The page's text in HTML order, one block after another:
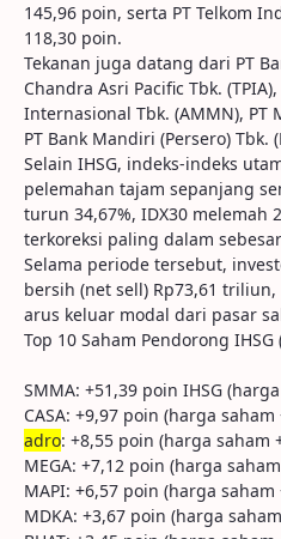
145,96 poin, serta PT Telkom
118,30 poin.
Tekanan juga datang dari PT
Chandra Asri Pacific Tbk.
Internasional Tbk. (AMMN), PT
PT Bank Mandiri (Persero) Tbk.
Selain IHSG, indeks-indeks
pelemahan tajam sepanjang
turun 34,67%, IDX30 melemah
terkoreksi paling dalam
Selama periode tersebut,
bersih (net sell) Rp73,61
arus keluar modal dari pasar
Top 10 Saham Pendorong
SMMA: +51,39 poin IHSG
CASA: +9,97 poin (harga saham
adro: +8,55 poin (harga saham
MEGA: +7,12 poin (harga
MAPI: +6,57 poin (harga saham
MDKA: +3,67 poin (harga